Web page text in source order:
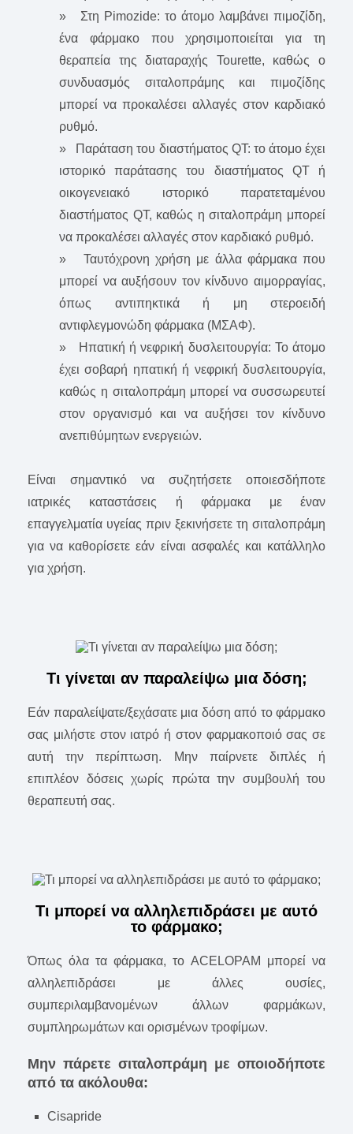
» Στη Pimozide: το άτομο λαμβάνει πιμοζίδη,
ένα φάρμακο που χρησιμοποιείται για τη
θεραπεία της διαταραχής Tourette, καθώς ο
συνδυασμός σιταλοπράμης και πιμοζίδης
μπορεί να προκαλέσει αλλαγές στον καρδιακό
ρυθμό.
» Παράταση του διαστήματος QT: το άτομο έχει
ιστορικό παράτασης του διαστήματος QT ή
οικογενειακό ιστορικό παρατεταμένου
διαστήματος QT, καθώς η σιταλοπράμη μπορεί
να προκαλέσει αλλαγές στον καρδιακό ρυθμό.
» Ταυτόχρονη χρήση με άλλα φάρμακα που
μπορεί να αυξήσουν τον κίνδυνο αιμορραγίας,
όπως αντιπηκτικά ή μη στεροειδή
αντιφλεγμονώδη φάρμακα (ΜΣΑΦ).
» Ηπατική ή νεφρική δυσλειτουργία: Το άτομο
έχει σοβαρή ηπατική ή νεφρική δυσλειτουργία,
καθώς η σιταλοπράμη μπορεί να συσσωρευτεί
στον οργανισμό και να αυξήσει τον κίνδυνο
ανεπιθύμητων ενεργειών.
Είναι σημαντικό να συζητήσετε οποιεσδήποτε
ιατρικές καταστάσεις ή φάρμακα με έναν
επαγγελματία υγείας πριν ξεκινήσετε τη σιταλοπράμη
για να καθορίσετε εάν είναι ασφαλές και κατάλληλο
για χρήση.
Τι γίνεται αν παραλείψω μια δόση;
Εάν παραλείψατε/ξεχάσατε μια δόση από το φάρμακο
σας μιλήστε στον ιατρό ή στον φαρμακοποιό σας σε
αυτή την περίπτωση. Μην παίρνετε διπλές ή
επιπλέον δόσεις χωρίς πρώτα την συμβουλή του
θεραπευτή σας.
Τι μπορεί να αλληλεπιδράσει με αυτό
το φάρμακο;
Όπως όλα τα φάρμακα, το ACELOPAM μπορεί να
αλληλεπιδράσει με άλλες ουσίες,
συμπεριλαμβανομένων άλλων φαρμάκων,
συμπληρωμάτων και ορισμένων τροφίμων.
Μην πάρετε σιταλοπράμη με οποιοδήποτε
από τα ακόλουθα:
Cisapride